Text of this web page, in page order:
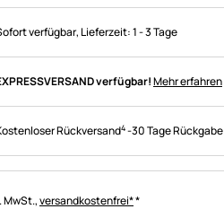
verfügbar, Lieferzeit:1 - 3 Tage
verfügbar!Mehr erfahren
Rückversand4-30 Tage Rückgabe
MwSt.,versandkostenfrei**